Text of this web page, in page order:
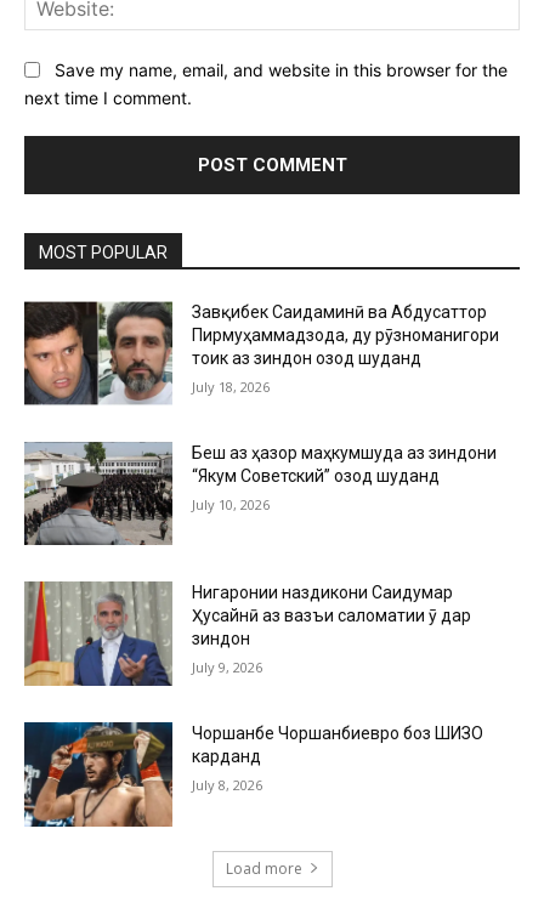
Save my name, email, and website in this browser for the
next time I comment.
MOST POPULAR
Завқибек Саидаминӣ ва Абдусаттор
Пирмуҳаммадзода, ду рӯзноманигори
тоҷик аз зиндон озод шуданд
July 18, 2026
Беш аз ҳазор маҳкумшуда аз зиндони
“Якум Советский” озод шуданд
July 10, 2026
Нигаронии наздикони Саидумар
Ҳусайнӣ аз вазъи саломатии ӯ дар
зиндон
July 9, 2026
Чоршанбе Чоршанбиевро боз ШИЗО
карданд
July 8, 2026
Load more